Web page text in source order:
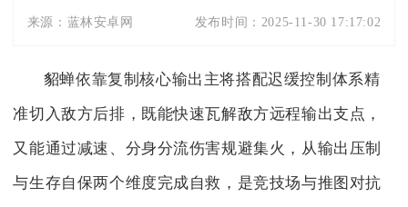
来源： 蓝林安卓网 发布时间： 2025-11-30 17:17:02
貂蝉依靠复制核心输出主将搭配迟缓控制体系精
准切入敌方后排，既能快速瓦解敌方远程输出支点，
又能通过减速、分身分流伤害规避集火，从输出压制
与生存自保两个维度完成自救，是竞技场与推图对抗